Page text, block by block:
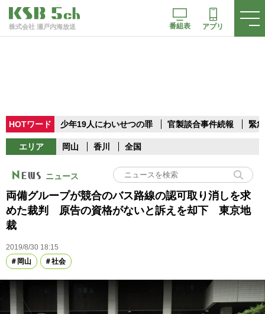
株式会社 瀬戸内海放送 番組表 アプリ
HOTワード 少年19人にわいせつの罪 官製談合事件続報 緊
エリア 岡山 香川 全国
ニュース
両備グループが競合のバス路線の認可取り消しを求
めた裁判 原告の資格がないと訴えを却下 東京地
裁
2019/8/30 18:15
岡山
社会